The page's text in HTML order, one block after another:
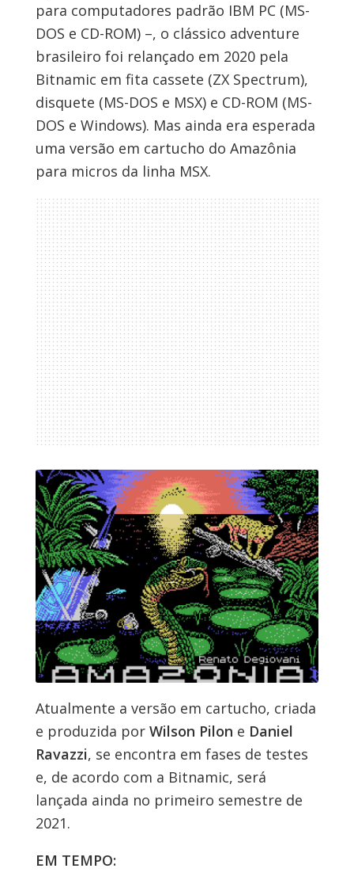
para computadores padrão IBM PC (MS-
DOS e CD-ROM) –, o clássico adventure
brasileiro foi relançado em 2020 pela
Bitnamic em fita cassete (ZX Spectrum),
disquete (MS-DOS e MSX) e CD-ROM (MS-
DOS e Windows). Mas ainda era esperada
uma versão em cartucho do Amazônia
para micros da linha MSX.
Atualmente a versão em cartucho, criada
e produzida por Wilson Pilon e Daniel
Ravazzi, se encontra em fases de testes
e, de acordo com a Bitnamic, será
lançada ainda no primeiro semestre de
2021.
EM TEMPO: